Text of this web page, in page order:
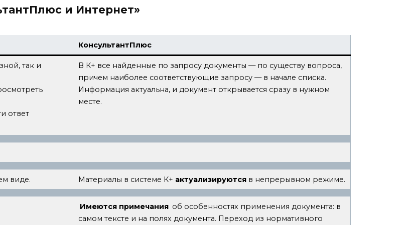
и Интернет»
КонсультантПлюс
так и
ответ
В К+ все найденные по запросу документы — по существу вопроса,
причем наиболее соответствующие запросу — в начале списка.
Информация актуальна, и документ открывается сразу в нужном
месте.
виде. Материалы в системе К+ актуализируются в непрерывном режиме.
Имеются примечания об особенностях применения документа: в
самом тексте и на полях документа. Переход из нормативного